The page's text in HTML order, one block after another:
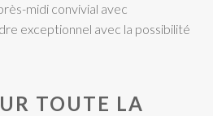
midi convivial avec
exceptionnel avec la possibilité
TOUTE LA